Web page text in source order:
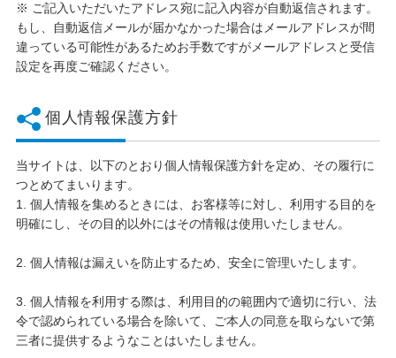
※ ご記入いただいたアドレス宛に記入内容が自動返信されます。
もし、自動返信メールが届かなかった場合はメールアドレスが間
違っている可能性があるためお手数ですがメールアドレスと受信
設定を再度ご確認ください。
個人情報保護方針
当サイトは、以下のとおり個人情報保護方針を定め、その履行に
つとめてまいります。
1. 個人情報を集めるときには、お客様等に対し、利用する目的を
明確にし、その目的以外にはその情報は使用いたしません。
2. 個人情報は漏えいを防止するため、安全に管理いたします。
3. 個人情報を利用する際は、利用目的の範囲内で適切に行い、法
令で認められている場合を除いて、ご本人の同意を取らないで第
三者に提供するようなことはいたしません。